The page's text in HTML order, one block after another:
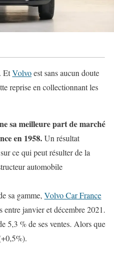
EtVolvoest sans aucun doute
reprise en collectionnant les
sa meilleure part de marché
en 1958.Un résultat
ce qui peut résulter de la
automobile
sa gamme, Volvo Car France
janvier et décembre 2021.
5,3 % de ses ventes. Alors que